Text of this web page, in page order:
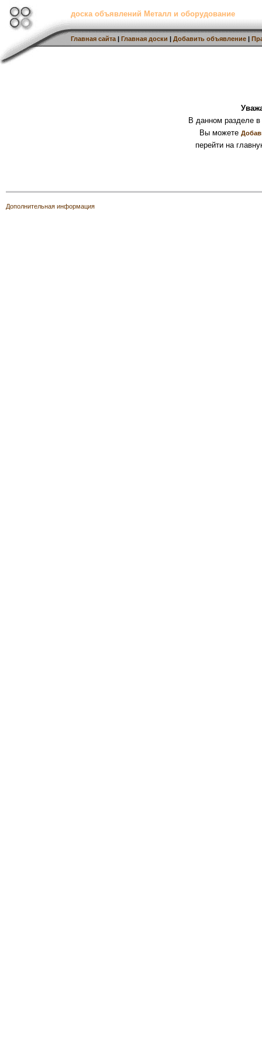
доска объявлений Металл и оборудование
Главная сайта | Главная доски | Добавить объявление |
В данном разделе
Вы можете
перейти на
Дополнительная информация